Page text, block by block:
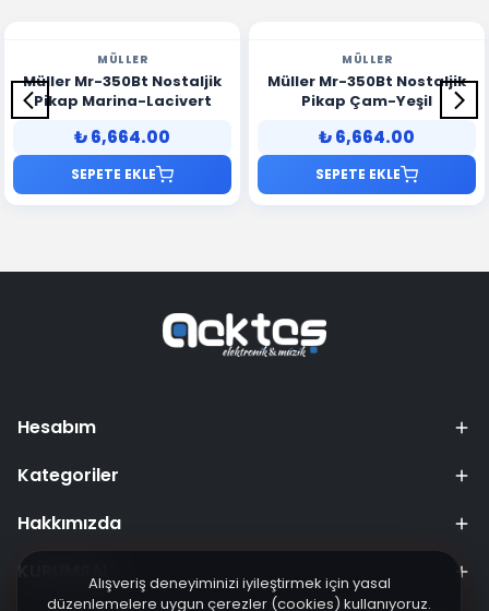
Alışveriş deneyiminizi iyileştirmek için yasal
düzenlemelere uygun çerezler (cookies) kullanıyoruz.
MÜLLER
Müller Mr-350Bt Nostaljik
Pikap Marina-Lacivert
₺ 6,664.00
SEPETE EKLE
MÜLLER
Müller Mr-350Bt Nostaljik
Pikap Çam-Yeşil
₺ 6,664.00
SEPETE EKLE
Hesabım
Kategoriler
Hakkımızda
KURUMSAL